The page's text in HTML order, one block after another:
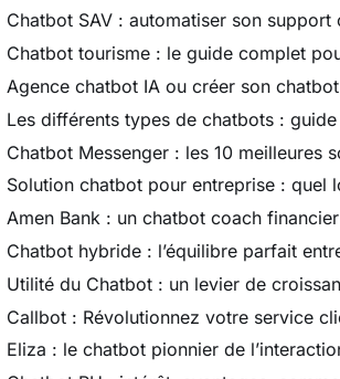
Chatbot SAV : automatiser son
Chatbot tourisme : le guide complet
Agence chatbot IA ou créer son
Les différents types de chatbots :
Chatbot Messenger : les 10 meilleures
Solution chatbot pour entreprise :
Amen Bank : un chatbot coach
Chatbot hybride : l’équilibre parfait
Utilité du Chatbot : un levier de
Callbot : Révolutionnez votre service
Eliza : le chatbot pionnier de